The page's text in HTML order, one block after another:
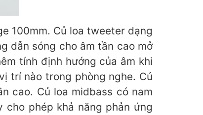
100mm. Củ loa tweeter dạng
dẫn sóng cho âm tần cao mở
tính định hướng của âm khi
trí nào trong phòng nghe. Củ
cao. Củ loa midbass có nam
cho phép khả năng phản ứng